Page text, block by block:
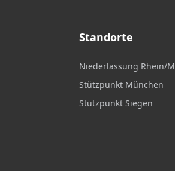
Standorte
Niederlassung Rhein/
Stützpunkt München
Stützpunkt Siegen